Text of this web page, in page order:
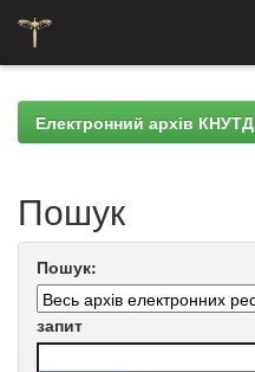
navigationЕлектронний архів КНУТД
Пошук
Пошук:
запит